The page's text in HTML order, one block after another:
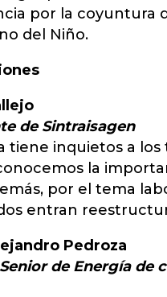
por la coyuntura
del Niño.
de Sintraisagen
tiene inquietos a los
la
por el tema
entran
Pedroza
de Energía de